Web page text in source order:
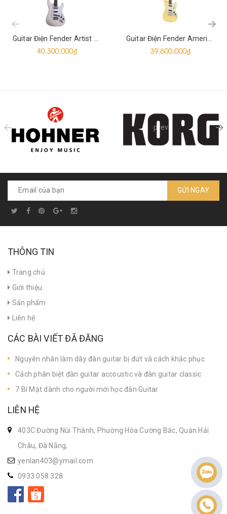
40.300.000₫ 39.600.000₫
prev
prev
GỬI NGAY
THÔNG TIN
Trang chủ
Giới thiệu
Sản phẩm
Liên hệ
CÁC BÀI VIẾT ĐÃ ĐĂNG
Nguyên nhân làm dây đàn guitar bị đứt và cách khắc phục
Cách phân biệt đàn guitar accoustic và đàn guitar classic
7 Bí Mật dành cho người mới học đàn Guitar
LIÊN HỆ
403C Đường Núi Thành, Phường Hòa Cường Bắc, Quận Hải
Châu, Đà Nẵng,
yenlan403@ymail.com
0933.058.328